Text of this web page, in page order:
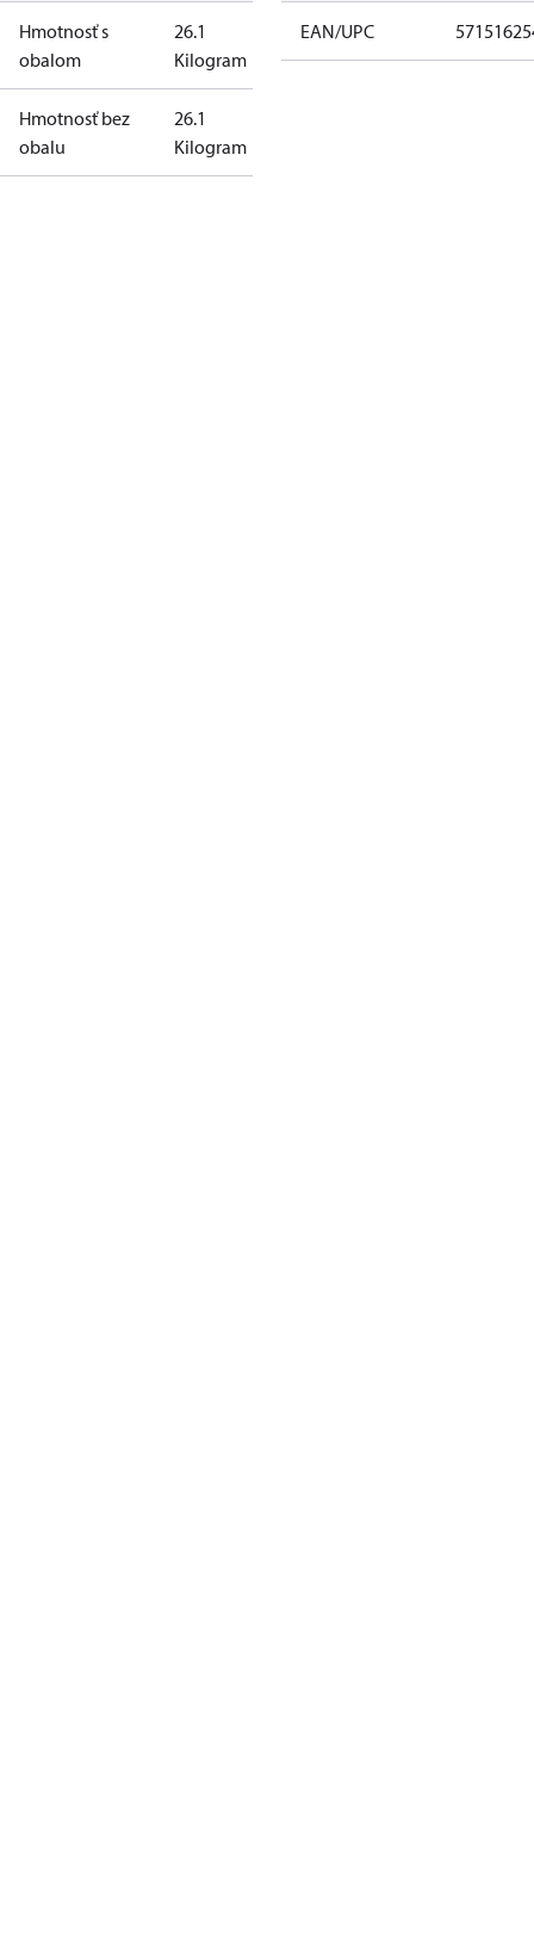
Hmotnosť s
obalom
26.1
Kilogram
Hmotnosť bez
obalu
26.1
Kilogram
EAN/UPC